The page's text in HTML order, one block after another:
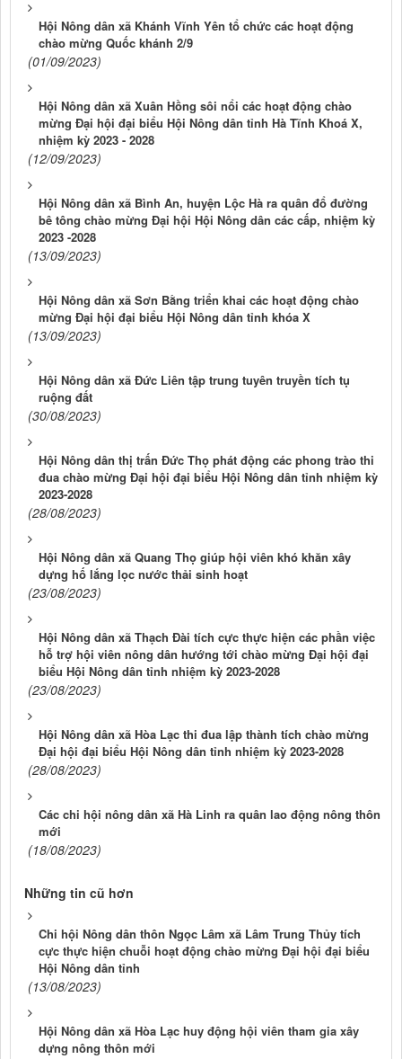
Hội Nông dân xã Khánh Vĩnh Yên tổ chức các hoạt động
chào mừng Quốc khánh 2/9
(01/09/2023)
Hội Nông dân xã Xuân Hồng sôi nổi các hoạt động chào
mừng Đại hội đại biểu Hội Nông dân tỉnh Hà Tĩnh Khoá X,
nhiệm kỳ 2023 - 2028
(12/09/2023)
Hội Nông dân xã Bình An, huyện Lộc Hà ra quân đổ đường
bê tông chào mừng Đại hội Hội Nông dân các cấp, nhiệm kỳ
2023 -2028
(13/09/2023)
Hội Nông dân xã Sơn Bằng triển khai các hoạt động chào
mừng Đại hội đại biểu Hội Nông dân tỉnh khóa X
(13/09/2023)
Hội Nông dân xã Đức Liên tập trung tuyên truyền tích tụ
ruộng đất
(30/08/2023)
Hội Nông dân thị trấn Đức Thọ phát động các phong trào thi
đua chào mừng Đại hội đại biểu Hội Nông dân tỉnh nhiệm kỳ
2023-2028
(28/08/2023)
Hội Nông dân xã Quang Thọ giúp hội viên khó khăn xây
dựng hố lắng lọc nước thải sinh hoạt
(23/08/2023)
Hội Nông dân xã Thạch Đài tích cực thực hiện các phần việc
hỗ trợ hội viên nông dân hướng tới chào mừng Đại hội đại
biểu Hội Nông dân tỉnh nhiệm kỳ 2023-2028
(23/08/2023)
Hội Nông dân xã Hòa Lạc thi đua lập thành tích chào mừng
Đại hội đại biểu Hội Nông dân tỉnh nhiệm kỳ 2023-2028
(28/08/2023)
Các chi hội nông dân xã Hà Linh ra quân lao động nông thôn
mới
(18/08/2023)
Những tin cũ hơn
Chi hội Nông dân thôn Ngọc Lâm xã Lâm Trung Thủy tích
cực thực hiện chuỗi hoạt động chào mừng Đại hội đại biểu
Hội Nông dân tỉnh
(13/08/2023)
Hội Nông dân xã Hòa Lạc huy động hội viên tham gia xây
dựng nông thôn mới